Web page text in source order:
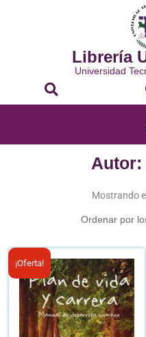
Librería
Universidad
Buscar
Autor:
Mostrando
¡Oferta!
El
precio
original
era:
B/.23.00.
El
es:
B/